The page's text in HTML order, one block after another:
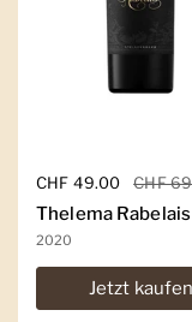
Regulärer Preis
CHF 49.00 Sale-
CHF
Thelema Rabelais
2020
Jetzt kaufen